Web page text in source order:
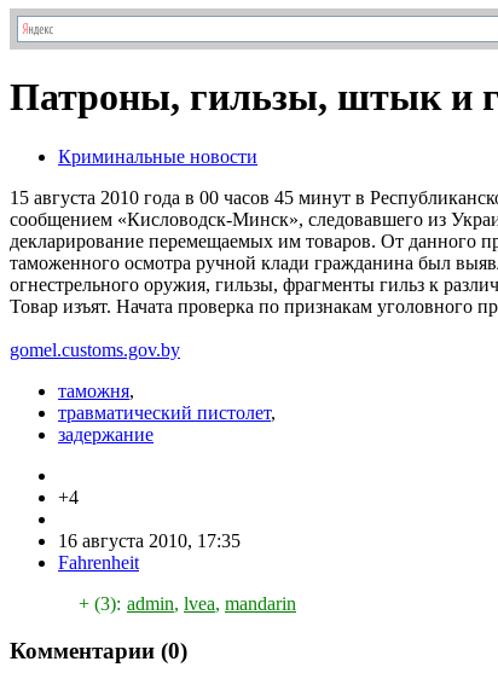
Патроны, гильзы, штык и
Криминальные новости
15 августа 2010 года в 00 часов 45 минут в
сообщением «Кисловодск-Минск», следовавшего из
декларирование перемещаемых им товаров. От данного
таможенного осмотра ручной клади гражданина был
огнестрельного оружия, гильзы, фрагменты гильз к
Товар изъят. Начата проверка по признакам уголовного
gomel.customs.gov.by
таможня,
травматический пистолет,
задержание
+4
16 августа 2010, 17:35
Fahrenheit
+ (3): admin, lvea, mandarin
Комментарии (0)